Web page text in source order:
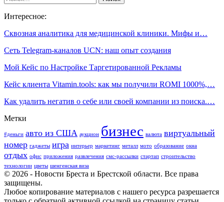
Интересное:
Сквозная аналитика для медицинской клиники. Мифы и…
Сеть Telegram-каналов UCN: наш опыт создания
Мой Кейс по Настройке Таргетированной Рекламы
Кейс клиента Vitamin.tools: как мы получили ROMI 1000%,…
Как удалить негатив о себе или своей компании из поиска.…
Метки
#деньги авто из США аукцион бизнес валюта виртуальный
номер гаджеты игра интерьер маркетинг металл мото образование окна
отдых офис приложения развлечения смс-рассылки стартап строительство
технологии цветы шенгенская виза
© 2026 - Новости Бреста и Брестской области. Все права
защищены.
Любое копирование материалов с нашего ресурса разрешается